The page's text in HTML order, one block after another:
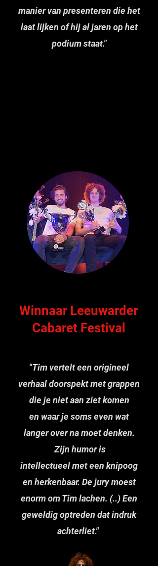
manier van presenteren die het
laat lijken of hij al jaren op het
podium staat."
Winnaar Leeuwarder
Cabaret Festival
"Tim vertelt een origineel
verhaal doorspekt met grappen
die je niet aan ziet komen
en waar je soms even wat
langer over na moet denken.
Zijn humor is
intellectueel met een knipoog
en herkenbaar. De jury moest
enorm om Tim lachen. (..) Een
geweldig optreden dat indruk
achterliet."